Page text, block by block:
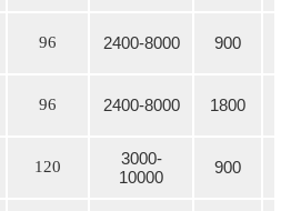
96 2400-8000 900
96 2400-8000 1800
120
3000-
10000
900